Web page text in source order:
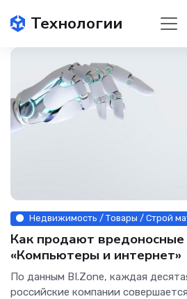
Технологии
Недвижимость / Товары / Строй
Как продают
«Компьютеры и интернет»
По данным BI.Zone, каждая
российские компании